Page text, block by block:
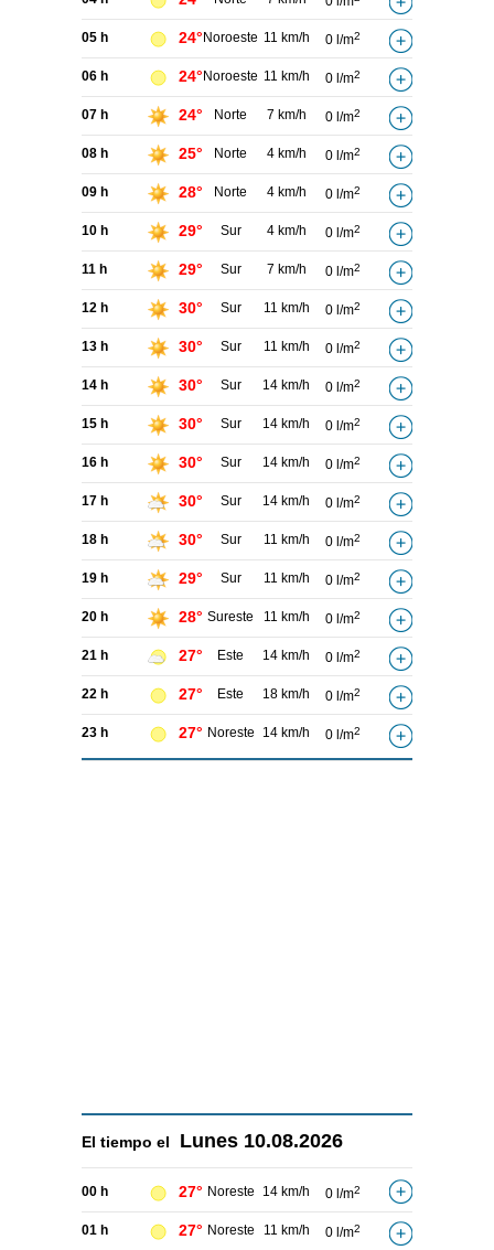
05 h 24° Noroeste 11 km/h 0 l/m2
06 h 24° Noroeste 11 km/h 0 l/m2
07 h 24° Norte 7 km/h 0 l/m2
08 h 25° Norte 4 km/h 0 l/m2
09 h 28° Norte 4 km/h 0 l/m2
10 h 29° Sur 4 km/h 0 l/m2
11 h 29° Sur 7 km/h 0 l/m2
12 h 30° Sur 11 km/h 0 l/m2
13 h 30° Sur 11 km/h 0 l/m2
14 h 30° Sur 14 km/h 0 l/m2
15 h 30° Sur 14 km/h 0 l/m2
16 h 30° Sur 14 km/h 0 l/m2
17 h 30° Sur 14 km/h 0 l/m2
18 h 30° Sur 11 km/h 0 l/m2
19 h 29° Sur 11 km/h 0 l/m2
20 h 28° Sureste 11 km/h 0 l/m2
21 h 27° Este 14 km/h 0 l/m2
22 h 27° Este 18 km/h 0 l/m2
23 h 27° Noreste 14 km/h 0 l/m2
El tiempo el Lunes 10.08.2026
00 h 27° Noreste 14 km/h 0 l/m2
01 h 27° Noreste 11 km/h 0 l/m2